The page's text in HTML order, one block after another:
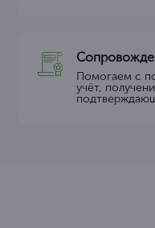
Помогаем с
учёт,